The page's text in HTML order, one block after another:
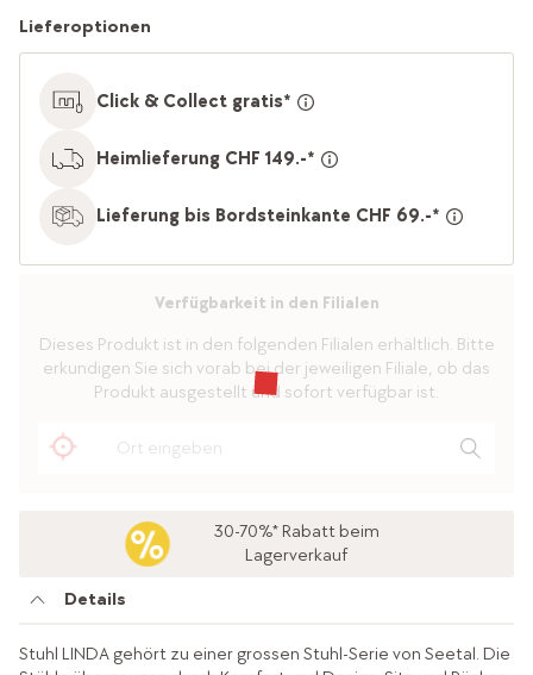
Lieferoptionen
Click & Collect gratis*
Heimlieferung CHF 149.-*
Lieferung bis Bordsteinkante CHF 69.-*
Verfügbarkeit in den Filialen
Dieses Produkt ist in den folgenden Filialen erhältlich. Bitte
erkundigen Sie sich vorab bei der jeweiligen Filiale, ob das
Produkt ausgestellt und sofort verfügbar ist.
30-70%* Rabatt beim
Lagerverkauf
Details
Stuhl LINDA gehört zu einer grossen Stuhl-Serie von Seetal. Die